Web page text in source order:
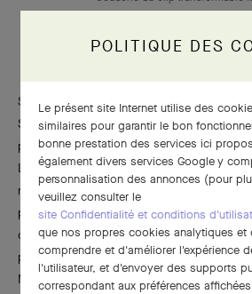
Savoir-faire emblématique de Van Cleef
Serti Mystérieux™ consiste à dissimuler
précieuses pour mettre en valeur leur
Les pierres – rubis, saphirs, émeraudes
navettes suiffées, sont maintenues grâce
plusieurs niveaux où chacune prend
or. Extrêmement exigeant du point de
pierres, comme du travail de lapidage et
Mystérieux™ Navette n’a été utilisé que
POLITIQUE DES
Le présent site Internet utilise des
similaires pour garantir le bon
bonne prestation des services ici
également divers services Google y
personnalisation des annonces (pour
veuillez consulter le
site Confidentialité et conditions
que nos propres cookies analytiques et
comprendre et d'améliorer l'expérience
l'utilisateur, et d'envoyer des supports
correspondant aux préférences